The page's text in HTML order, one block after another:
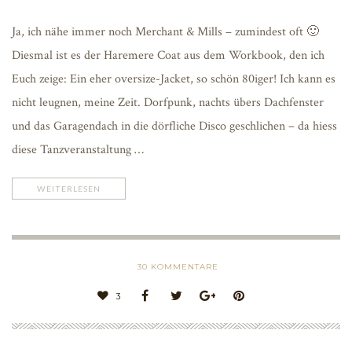
Ja, ich nähe immer noch Merchant & Mills – zumindest oft 🙂
Diesmal ist es der Haremere Coat aus dem Workbook, den ich
Euch zeige: Ein eher oversize-Jacket, so schön 80iger! Ich kann es
nicht leugnen, meine Zeit. Dorfpunk, nachts übers Dachfenster
und das Garagendach in die dörfliche Disco geschlichen – da hiess
diese Tanzveranstaltung …
WEITERLESEN
30 KOMMENTARE
3